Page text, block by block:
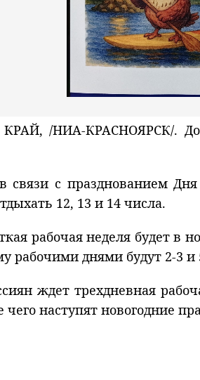
/НИА-КРАСНОЯРСК/. До
связи с празднованием
12, 13 и 14 числа.
рабочая неделя будет в
рабочими днями будут 2-3 и
ждет трехдневная
наступят новогодние